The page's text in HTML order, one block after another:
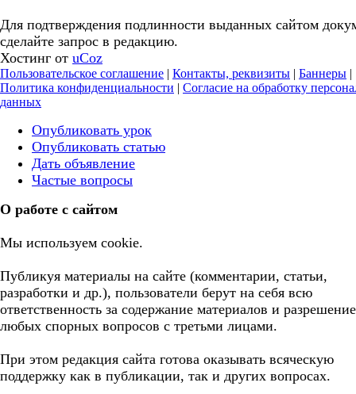
Для подтверждения подлинности выданных сайтом
сделайте запрос в редакцию.
Хостинг от uCoz
Пользовательское соглашение | Контакты, реквизиты | Баннеры |
Политика конфиденциальности | Согласие на обработку
данных
Опубликовать урок
Опубликовать статью
Дать объявление
Частые вопросы
О работе с сайтом
Мы используем cookie.
Публикуя материалы на сайте (комментарии, статьи,
разработки и др.), пользователи берут на себя всю
ответственность за содержание материалов и разрешение
любых спорных вопросов с третьми лицами.
При этом редакция сайта готова оказывать всяческую
поддержку как в публикации, так и других вопросах.